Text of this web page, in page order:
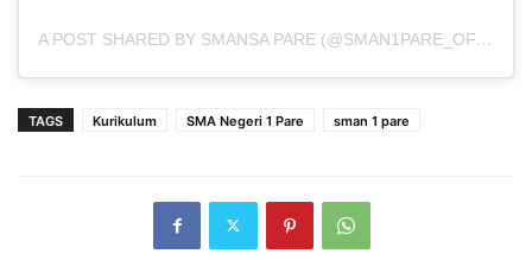
A POST SHARED BY SMANSA PARE (@SMAN1PARE_OFFICIAL)
TAGS Kurikulum SMA Negeri 1 Pare sman 1 pare